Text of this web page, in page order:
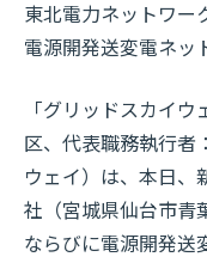
東北電力ネットワー
電源開発送変電ネッ
「グリッドスカイ
区、代表職務執行者
ウェイ）は、本日、
社（宮城県仙台市青
ならびに電源開発送